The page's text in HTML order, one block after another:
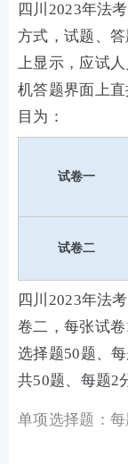
四川2023年法
方式，试题、
上显示，应试
机答题界面上
目为：
试卷一
试卷二
四川2023年法
卷二，每张试
选择题50题、
共50题、每题2
单项选择题：